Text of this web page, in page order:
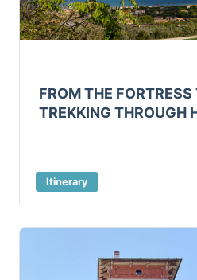
FROM THE FORTRESS
TREKKING THROUGH
Itinerary